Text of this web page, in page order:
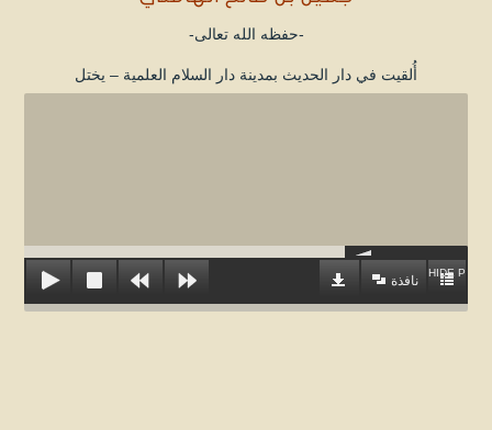
-حفظه الله تعالى-
أُلقيت في دار الحديث بمدينة دار السلام العلمية – يختل
HIDE
نافذة